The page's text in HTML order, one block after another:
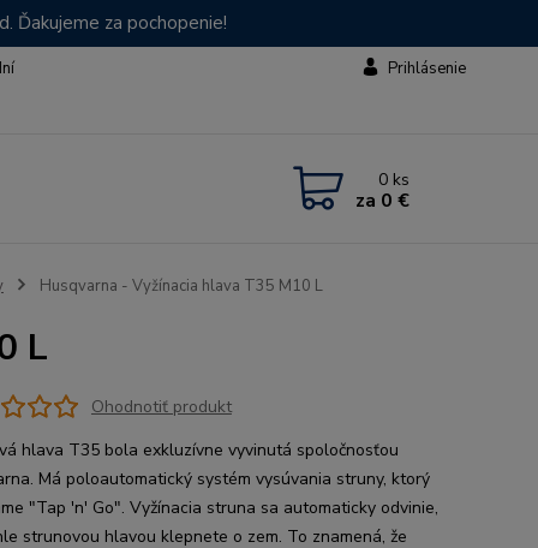
Ďakujeme za pochopenie!
Prihlásenie
0 ks
za 0 €
Husqvarna - Vyžínacia hlava T35 M10 L
L
Ohodnotiť produkt
hlava T35 bola exkluzívne vyvinutá spoločnosťou
Má poloautomatický systém vysúvania struny, ktorý
"Tap 'n' Go". Vyžínacia struna sa automaticky odvinie,
strunovou hlavou klepnete o zem. To znamená, že